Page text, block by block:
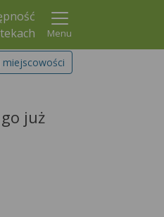
Menu
miejscowości
już